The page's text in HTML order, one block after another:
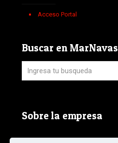
Acceso Portal
Buscar en MarNavas
Sobre la empresa